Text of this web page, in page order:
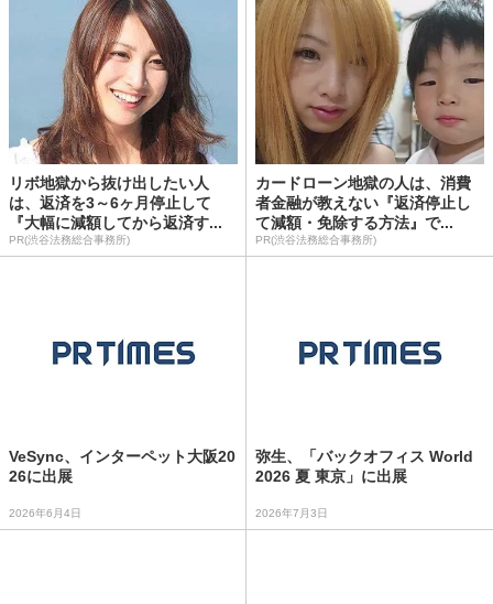
リボ地獄から抜け出したい人
は、返済を3～6ヶ月停止して
『大幅に減額してから返済す...
PR(渋谷法務総合事務所)
カードローン地獄の人は、消費
者金融が教えない『返済停止し
て減額・免除する方法』で...
PR(渋谷法務総合事務所)
VeSync、インターペット大阪20
26に出展
2026年6月4日
弥生、「バックオフィス World
2026 夏 東京」に出展
2026年7月3日